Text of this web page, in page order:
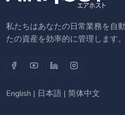
私たちはあなたの日常業務を自
たの資産を効率的に管理します。
English | 日本語 | 简体中文